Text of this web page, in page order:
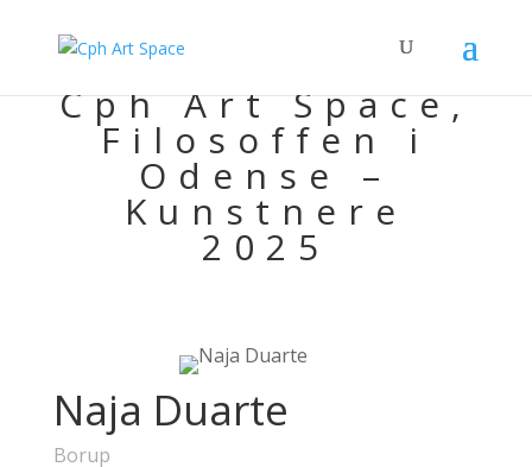
Cph Art Space,
Filosoffen i
Odense –
Kunstnere
2025
Naja Duarte
Borup